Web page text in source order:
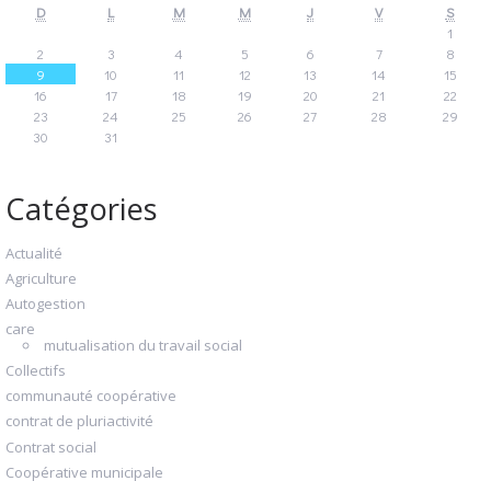
D L M M J V
S
1
2
3 4 5 6 7
8
9
10 11 12 13 14
15
16
17 18 19 20 21
22
23
24 25 26 27 28
29
30
31
Catégories
Actualité
Agriculture
Autogestion
care
mutualisation du travail social
Collectifs
communauté coopérative
contrat de pluriactivité
Contrat social
Coopérative municipale